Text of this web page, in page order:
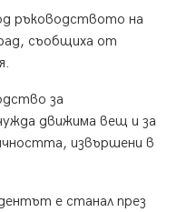
ръководството на
съобщиха от
за
движима вещ и за
извършени в
е станал през